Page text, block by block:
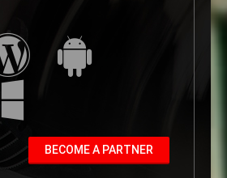
BECOME A PARTNER